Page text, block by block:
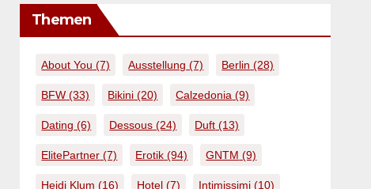
Themen
About You (7) Ausstellung (7) Berlin (28)
BFW (33) Bikini (20) Calzedonia (9)
Dating (6) Dessous (24) Duft (13)
ElitePartner (7) Erotik (94) GNTM (9)
Heidi Klum (16) Hotel (7) Intimissimi (10)